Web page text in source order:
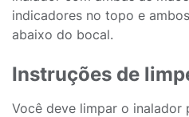
indicadores no topo e
abaixo do bocal.
Instruções de
Você deve limpar o inalador